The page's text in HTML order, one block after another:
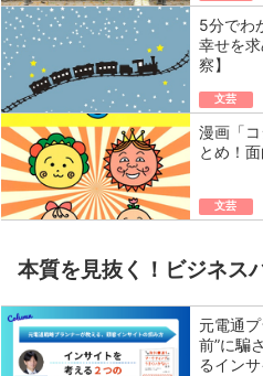
5分でわ
幸せを
察】
文芸
漫画「
とめ！
文芸
本質を見抜く！ビジネス
元電通
前”に騙
るイン